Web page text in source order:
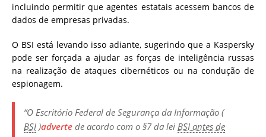
incluindo permitir que agentes estatais acessem bancos de
dados de empresas privadas.
O BSI está levando isso adiante, sugerindo que a Kaspersky
pode ser forçada a ajudar as forças de inteligência russas
na realização de ataques cibernéticos ou na condução de
espionagem.
“O Escritório Federal de Segurança da Informação (
BSI )adverte de acordo com o §7 da lei BSI antes de